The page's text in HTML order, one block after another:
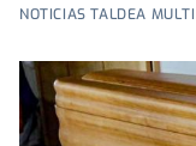
NOTICIAS TALDEA